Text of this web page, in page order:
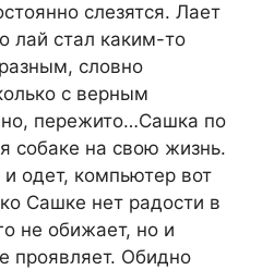
слезятся. Лает
лай стал каким-то
словно
с верным
пережито…Сашка по
собаке на свою жизнь.
одет, компьютер вот
Сашке нет радости в
не обижает, но и
проявляет. Обидно